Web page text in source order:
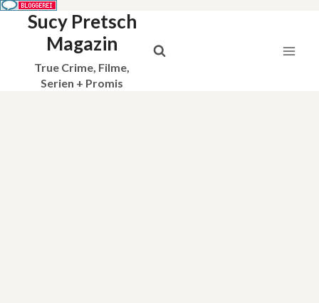
Sucy Pretsch
Magazin
True Crime, Filme,
Serien + Promis